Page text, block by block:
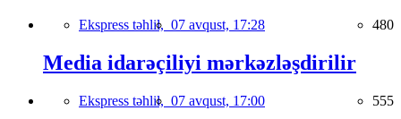
Ekspress təhlil, 07 avqust, 17:28 480
Media idarəçiliyi mərkəzləşdirilir
Ekspress təhlil, 07 avqust, 17:00 555